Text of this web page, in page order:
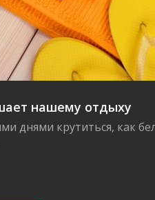
нашему отдыху
днями крутиться, как